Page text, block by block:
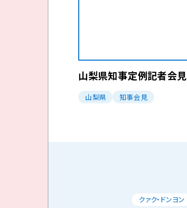
山梨県知事定例記者会見
山梨県 知事会見
クァク・ドンヨン